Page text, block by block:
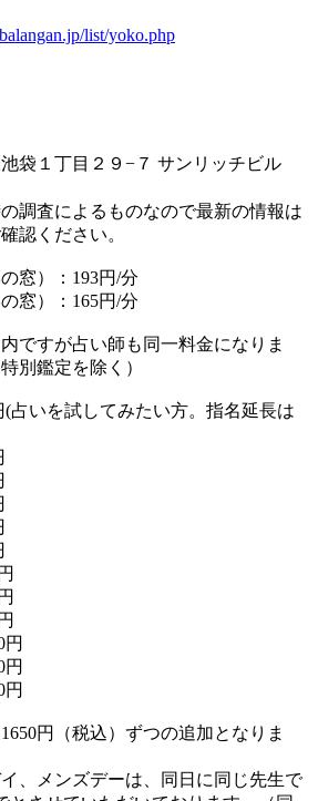
list/yoko.php
袋１丁目２９−７ サンリッチビル
調査によるものなので最新の情報は
認ください。
窓）：193円/分
窓）：165円/分
ですが占い師も同一料金になりま
別鑑定を除く）
(占いを試してみたい方。指名延長は
円（税込）ずつの追加となりま
、メンズデーは、同日に同じ先生で